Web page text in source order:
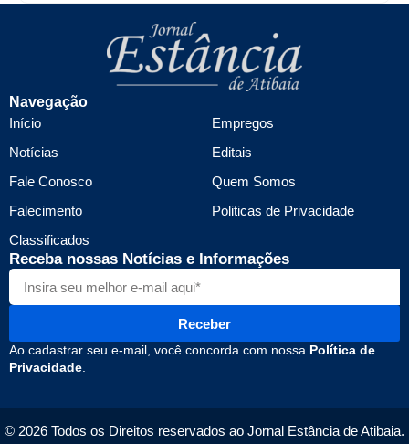
Navegação
Início
Notícias
Fale Conosco
Falecimento
Classificados
Empregos
Editais
Quem Somos
Politicas de Privacidade
Receba nossas Notícias e Informações
Receber
Ao cadastrar seu e-mail, você concorda com nossa Política de
Privacidade
© 2026 Todos os Direitos reservados ao Jornal Estância de Atibaia.